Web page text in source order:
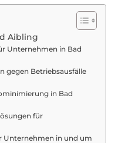
Aibling
Unternehmen in Bad
gegen Betriebsausfälle
in Bad
für
Unternehmen in und um